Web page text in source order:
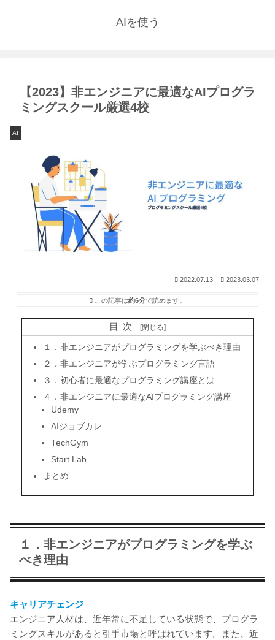
AIを使う
【2023】非エンジニアに最適なAIプログラ
ミングスクール厳選4校
AI
2022.07.13 2023.03.07
この記事は約6分で読めます。
目次
１．非エンジニアがプログラミングを学ぶべき理由
２．非エンジニアが学ぶプログラミング言語
３．初心者に最適なプログラミング講座とは
４．非エンジニアに最適なAIプログラミング講座
Udemy
AIジョブカレ
TechGym
Start Lab
まとめ
１．非エンジニアがプログラミングを学ぶ
べき理由
キャリアチェンジ
エンジニア人材は、近年常に不足している状態で、プログラ
ミングスキルがあると引手市場と呼ばれています。また、近